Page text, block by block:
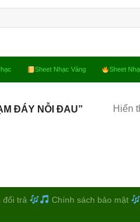
Sheet Nhạc Vàng Sheet
ĐÁY NỖI ĐAU” Hiển
đổi trả Chính sách bảo mật